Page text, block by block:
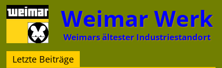
Zum
Inhalt
springen
Weimar Werk
Weimars ältester Industriestandort
Letzte Beiträge